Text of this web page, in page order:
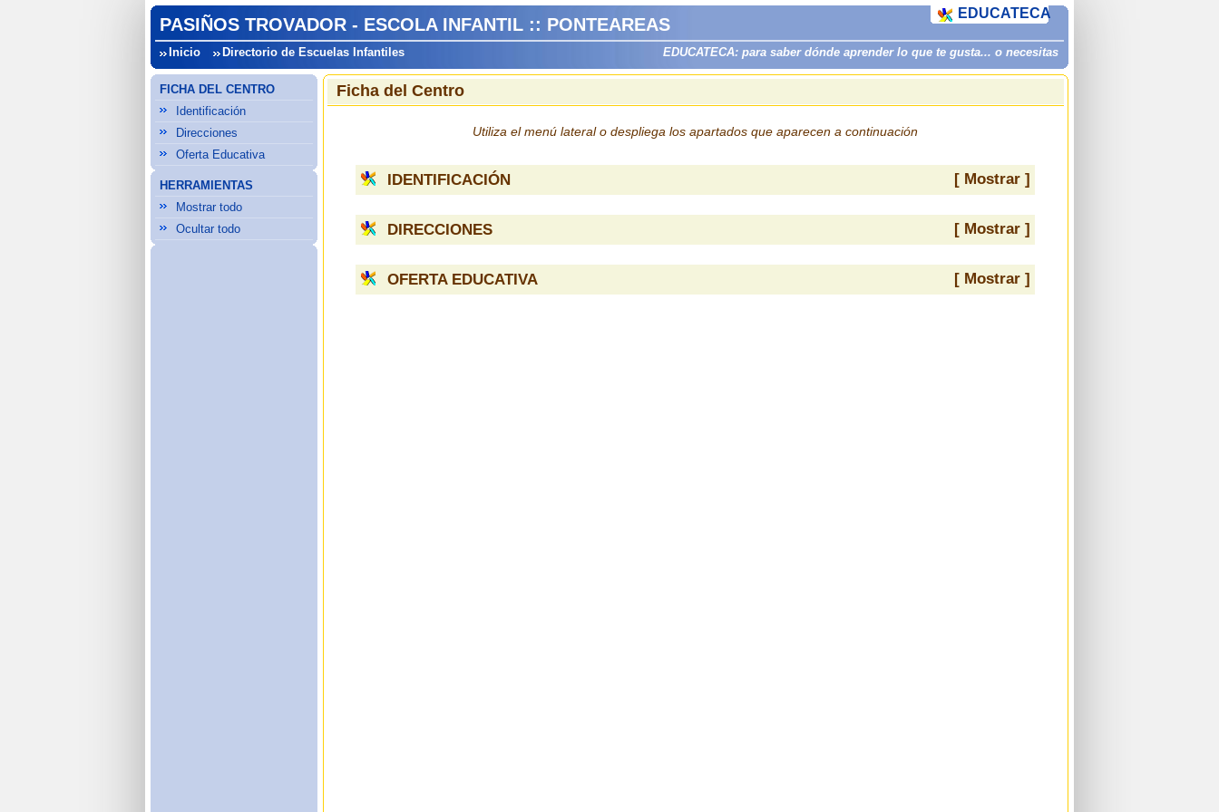
PASIÑOS TROVADOR - ESCOLA INFANTIL :: PONTEAREAS
Inicio Directorio de Escuelas Infantiles EDUCATECA: para saber dónde aprender lo que te gusta... o necesitas
EDUCATECA
FICHA DEL CENTRO
Identificación
Direcciones
Oferta Educativa
HERRAMIENTAS
Mostrar todo
Ocultar todo
Ficha del Centro
Utiliza el menú lateral o despliega los apartados que aparecen a continuación
IDENTIFICACIÓN [ Mostrar ]
DIRECCIONES [ Mostrar ]
OFERTA EDUCATIVA [ Mostrar ]